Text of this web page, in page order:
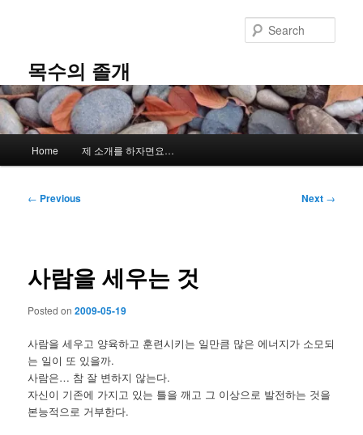
content목수의 졸개
Home 제 소개를 하자면요…
Post
← Previous Next →
사람을 세우는 것
Posted on2009-05-19
사람을 세우고 양육하고 훈련시키는 일만큼 많은 에너지가 소모되
는 일이 또 있을까.
사람은… 참 잘 변하지 않는다.
자신이 기존에 가지고 있는 틀을 깨고 그 이상으로 발전하는 것을
본능적으로 거부한다.